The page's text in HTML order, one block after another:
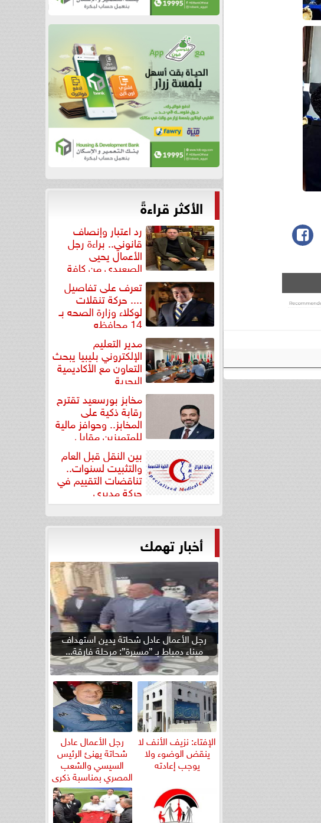
الأكثر قراءةً
رد اعتبار وإنصاف
قانوني.. براءة رجل
الأعمال يحيى
الصعيدي من كافة
التهم... تعرف على تفاصيل
.... حركة تنقلات
لوكلاء وزارة الصحه بـ
14 محافظه
مدير التعليم
الإلكتروني بليبيا يبحث
التعاون مع الأكاديمية
البحرية
مخابز بورسعيد تقترح
رقابة ذكية على
المخابز.. وحوافز مالية
للمتميزين مقابل
بين النقل قبل العام
والتثبيت لسنوات..
تناقضات التقييم في
حركة مديري
”مستشفيات...
أخبار تهمك
رجل الأعمال عادل شحاتة يدين استهداف
ميناء دمياط بـ ”مسيرة”: مرحلة فارقة...
الإفتاء: نزيف الأنف لا
ينقض الوضوء ولا
يوجب إعادته
رجل الأعمال عادل
شحاتة يهنئ الرئيس
السيسي والشعب
المصري بمناسبة ذكرى
ثورة...